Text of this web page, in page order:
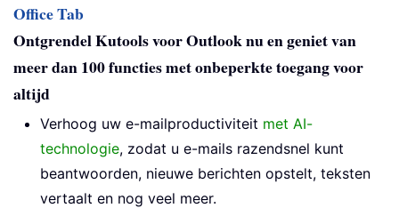
Office Tab
Ontgrendel Kutools voor Outlook nu en geniet van
meer dan 100 functies met onbeperkte toegang voor
altijd
Verhoog uw e-mailproductiviteit met AI-
technologie, zodat u e-mails razendsnel kunt
beantwoorden, nieuwe berichten opstelt, teksten
vertaalt en nog veel meer.